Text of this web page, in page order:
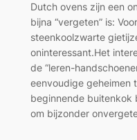
Dutch ovens zijn een
bijna “vergeten” is:
steenkoolzwarte
oninteressant.Het
de “leren-
eenvoudige geheimen
beginnende buitenkok
om bijzonder